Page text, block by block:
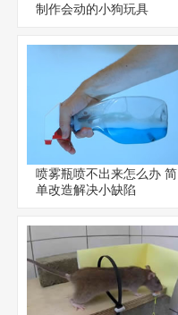
制作会动的小狗玩具
喷雾瓶喷不出来怎么办 简
单改造解决小缺陷